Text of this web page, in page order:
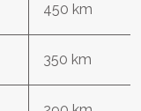
450 km
350 km